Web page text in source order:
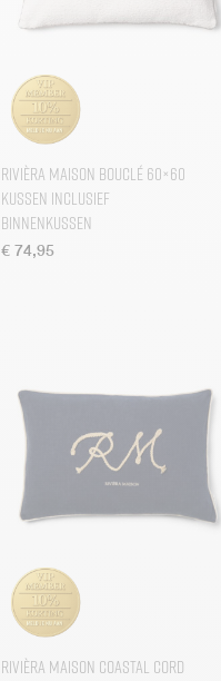
Rivièra Maison Bouclé 60×60
Kussen inclusief
binnenkussen
€ 74,95
Rivièra Maison Coastal Cord